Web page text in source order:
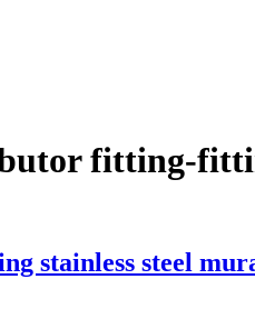
fitting-
stainless steel